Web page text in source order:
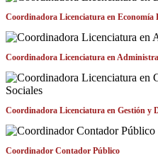
Coordinadora Licenciatura en Economía
Coordinadora Licenciatura en
Coordinadora Licenciatura en Gestión y
Coordinador Contador Público